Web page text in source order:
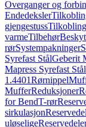
Overganger og
Endedeksler
gjengestuss
varmeTilbehør
rørSystempakninger
Syrefast StålGeberit
Mapress Syrefast Stål
1.4401Rørnippel
MufferReduksjoner
for BendT-rør
sirkulasjon
uløselige